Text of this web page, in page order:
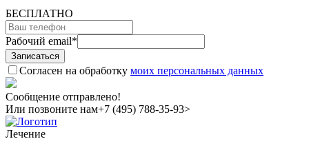
БЕСПЛАТНО
Рабочий email*
Согласен на обработку моих персональных данных
Сообщение отправлено!
Или позвоните нам+7 (495) 788-35-93>
Лечение